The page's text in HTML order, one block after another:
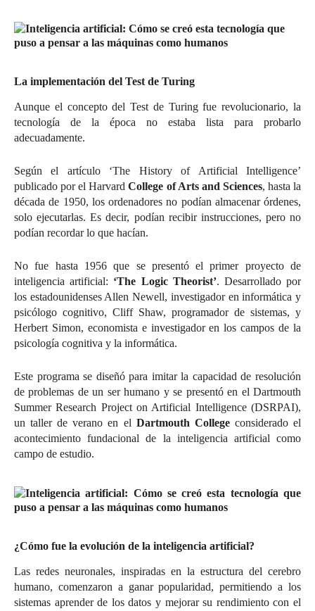
La implementación del Test de Turing
Aunque el concepto del Test de Turing fue revolucionario, la
tecnología de la época no estaba lista para probarlo
adecuadamente.
Según el artículo ‘The History of Artificial Intelligence’
publicado por el HarvardCollege of Arts and Sciences, hasta la
década de 1950, los ordenadores no podían almacenar órdenes,
solo ejecutarlas. Es decir, podían recibir instrucciones, pero no
podían recordar lo que hacían.
No fue hasta 1956 que se presentó el primer proyecto de
inteligencia artificial: ‘The Logic Theorist’. Desarrollado por
los estadounidenses Allen Newell, investigador en informática y
psicólogo cognitivo, Cliff Shaw, programador de sistemas, y
Herbert Simon, economista e investigador en los campos de la
psicología cognitiva y la informática.
Este programa se diseñó para imitar la capacidad de resolución
de problemas de un ser humano y se presentó en el Dartmouth
Summer Research Project on Artificial Intelligence (DSRPAI),
un taller de verano en el Dartmouth Collegeconsiderado el
acontecimiento fundacional de la inteligencia artificial como
campo de estudio.
¿Cómo fue la evolución de la inteligencia artificial?
Las redes neuronales, inspiradas en la estructura del cerebro
humano, comenzaron a ganar popularidad, permitiendo a los
sistemas aprender de los datos y mejorar su rendimiento con el